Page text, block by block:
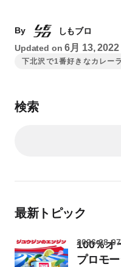
By
しもブロ
Updated on 6月 13, 2022
下北沢で1番好きなカレー
検索
最新トピック
100％オ
プロモ
2026-08-07